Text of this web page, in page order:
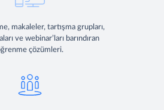
makaleler, tartışma grupları,
ve webinar’ları barındıran
çözümleri.